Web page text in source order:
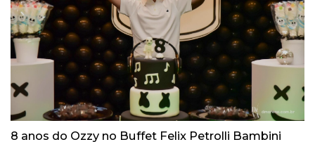
8 anos do Ozzy no Buffet Felix Petrolli Bambini